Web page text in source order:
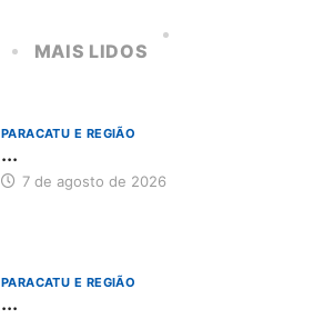
MAIS LIDOS
PARACATU E REGIÃO
...
7 de agosto de 2026
PARACATU E REGIÃO
...